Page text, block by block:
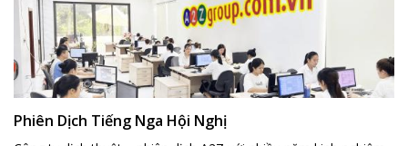
Phiên Dịch Tiếng Nga Hội Nghị